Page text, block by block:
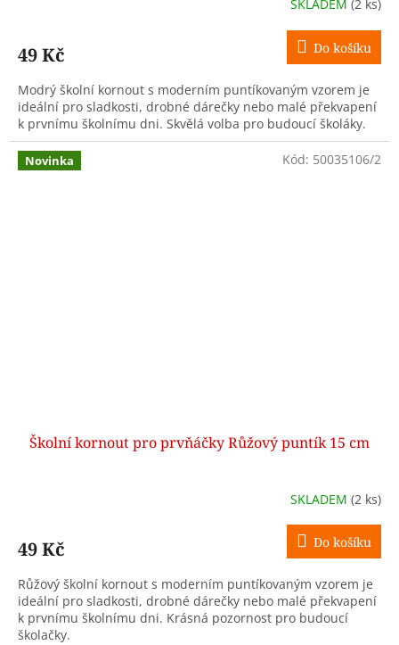
SKLADEM (2 ks)
49 Kč Do košíku
Modrý školní kornout s moderním puntíkovaným vzorem je
ideální pro sladkosti, drobné dárečky nebo malé překvapení
k prvnímu školnímu dni. Skvělá volba pro budoucí školáky.
Novinka
Školní kornout pro prvňáčky Růžový puntík 15 cm
SKLADEM (2 ks)
49 Kč Do košíku
Růžový školní kornout s moderním puntíkovaným vzorem je
ideální pro sladkosti, drobné dárečky nebo malé překvapení
k prvnímu školnímu dni. Krásná pozornost pro budoucí
školačky.
Kód: 50035106/2